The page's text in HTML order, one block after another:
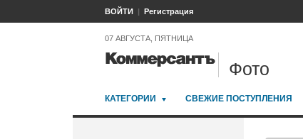
ВОЙТИ Регистрация
07 АВГУСТА, ПЯТНИЦА
Фото
КАТЕГОРИИ СВЕЖИЕ ПОСТУПЛЕНИЯ